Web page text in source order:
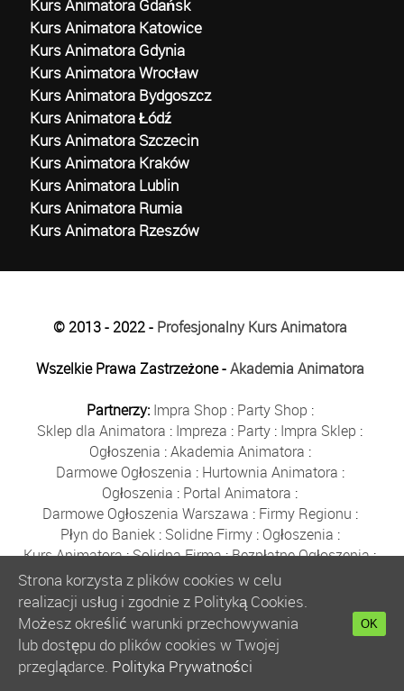
Kurs Animatora Gdańsk
Kurs Animatora Katowice
Kurs Animatora Gdynia
Kurs Animatora Wrocław
Kurs Animatora Bydgoszcz
Kurs Animatora Łódź
Kurs Animatora Szczecin
Kurs Animatora Kraków
Kurs Animatora Lublin
Kurs Animatora Rumia
Kurs Animatora Rzeszów
© 2013 - 2022 - Profesjonalny Kurs Animatora
Wszelkie Prawa Zastrzeżone -Akademia Animatora
Partnerzy: Impra Shop : Party Shop :
Sklep dla Animatora : Impreza : Party : Impra Sklep :
Ogłoszenia :Akademia Animatora :
Darmowe Ogłoszenia : Hurtownia Animatora :
Ogłoszenia : Portal Animatora :
Darmowe Ogłoszenia Warszawa : Firmy Regionu :
Płyn do Baniek: Solidne Firmy: Ogłoszenia :
Kurs Animatora:Solidna Firma:Bezpłatne Ogłoszenia:
Animator Czasu Wolnego:
Bezpłatne Ogłoszenia Warszawa:sklep animatora
Bańki Mydlane:Bezpłatne Ogłoszenia
Szkolenie Animatorów:Kurs Animatora
:
Kurs Animatora Warszawa :Rumia
Kurs Animatora Poznań:
Strona korzysta z plików cookies w celu
realizacji usług i zgodnie z Polityką Cookies.
Możesz określić warunki przechowywania
lub dostępu do plików cookies w Twojej
przeglądarce. Polityka Prywatności
OK